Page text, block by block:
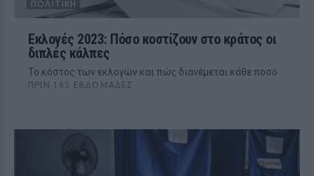
ΠΟΛΙΤΙΚΉ
Εκλογές 2023: Πόσο κοστίζουν στο κράτος οι
διπλές κάλπες
Το κόστος των εκλογών και πώς διανέμεται κάθε ποσό
ΠΡΙΝ 165 ΕΒΔΟΜΆΔΕΣ